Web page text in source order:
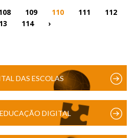
109 110 111
112
114 ›
DAS ESCOLAS
DIGITAL